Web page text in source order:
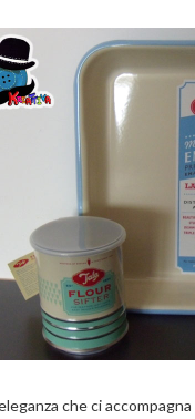
che ci